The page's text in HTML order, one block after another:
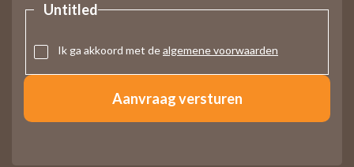
Untitled
Ik ga akkoord met dealgemene voorwaarden